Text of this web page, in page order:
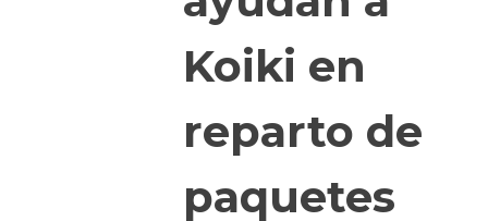
Koiki en
reparto de
paquetes